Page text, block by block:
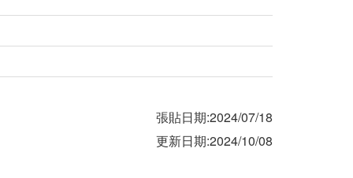
張貼日期:2024/07/18
更新日期:2024/10/08